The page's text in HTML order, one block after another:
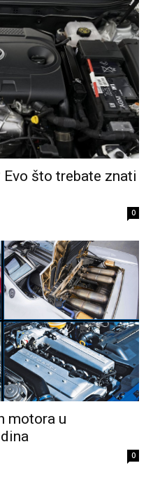
Evo što trebate znati
0
motora u
0